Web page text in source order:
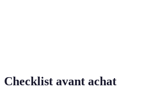
Checklist avant achat